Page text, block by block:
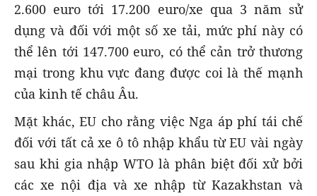
2.600 euro tới 17.200 euro/xe qua 3 năm sử
dụng và đối với một số xe tải, mức phí này có
thể lên tới 147.700 euro, có thể cản trở thương
mại trong khu vực đang được coi là thế mạnh
của kinh tế châu Âu.
Mặt khác, EU cho rằng việc Nga áp phí tái chế
đối với tất cả xe ô tô nhập khẩu từ EU vài ngày
sau khi gia nhập WTO là phân biệt đối xử bởi
các xe nội địa và xe nhập từ Kazakhstan và